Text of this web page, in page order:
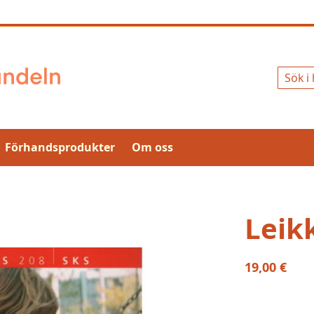
Förhandsprodukter Om oss
19,00 €